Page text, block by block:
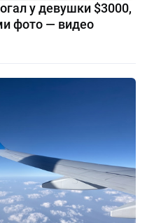
у девушки $3000,
фото — видео